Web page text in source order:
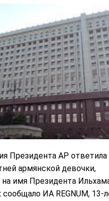
Президента АР ответила
армянской девочки,
на имя Президента
сообщало ИА REGNUM, 13-